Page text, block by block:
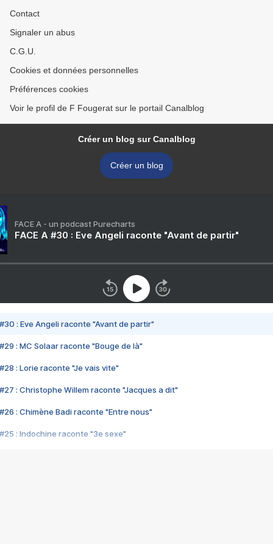
Contact
Signaler un abus
C.G.U.
Cookies et données personnelles
Préférences cookies
Voir le profil de F Fougerat sur le portail Canalblog
Créer un blog sur Canalblog
Créer un blog
FACE A - un podcast Purecharts
FACE A #30 : Eve Angeli raconte "Avant de partir"
#30 : Eve Angeli raconte "Avant de partir"
#29 : MC Solaar raconte "Bouge de là"
#28 : Lorie raconte "Je vais vite"
#27 : Christophe Willem raconte "Jacques a dit"
#26 : Chimène Badi raconte "Entre nous"
#25 : Indochine raconte "3e sexe"